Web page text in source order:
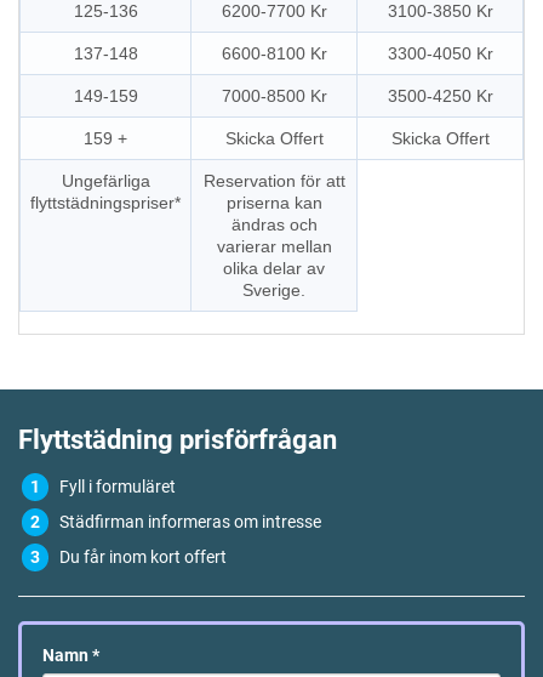
125-136 6200-7700 Kr 3100-3850 Kr
137-148 6600-8100 Kr 3300-4050 Kr
149-159 7000-8500 Kr 3500-4250 Kr
159 + Skicka Offert Skicka Offert
Ungefärliga
flyttstädningspriser*
Reservation för att
priserna kan
ändras och
varierar mellan
olika delar av
Sverige.
Flyttstädning prisförfrågan
Fyll i formuläret
Städfirman informeras om intresse
Du får inom kort offert
Namn *